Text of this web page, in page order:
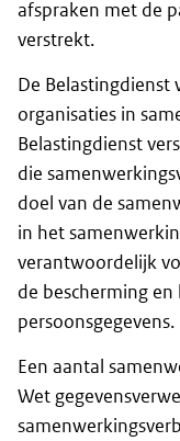
afspraken met de
verstrekt.
De Belastingdienst
organisaties in
Belastingdienst
die
doel van de
in het
verantwoordelijk
de bescherming
persoonsgegevens.
Een aantal
Wet